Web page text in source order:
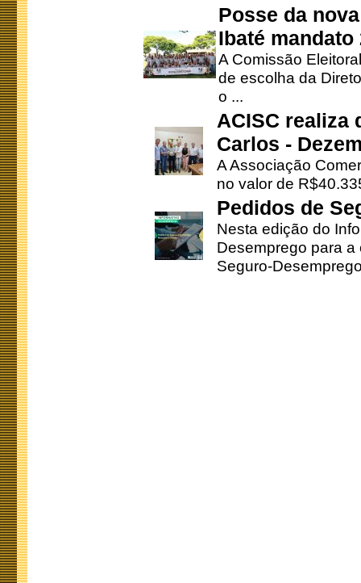
Posse da
Ibaté mandato
A Comissão
de escolha da
o ...
ACISC realiza
Carlos -
A Associação
no valor de
Pedidos de
Nesta edição do
Desemprego para
Seguro-